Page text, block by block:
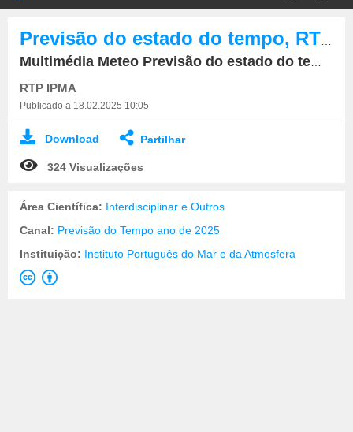
Multimédia Meteo Previsão do estado do tempo, RTP1, 18-02-2025, IPMA.
RTP IPMA
Publicado a 18.02.2025 10:05
Download Partilhar
324 Visualizações
Área Científica: Interdisciplinar e Outros
Canal: Previsão do Tempo ano de 2025
Instituição: Instituto Português do Mar e da Atmosfera